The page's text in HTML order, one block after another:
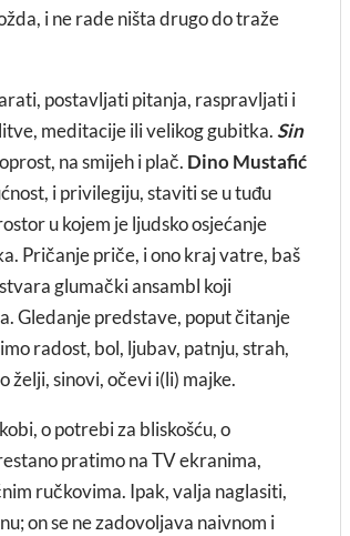
i ne rade ništa drugo do traže
postavljati pitanja, raspravljati i
meditacije ili velikog gubitka.Sin
na smijeh i plač. Dino Mustafić
i privilegiju, staviti se u tuđu
u kojem je ljudsko osjećanje
Pričanje priče, i ono kraj vatre, baš
glumački ansambl koji
Gledanje predstave, poput čitanje
radost, bol, ljubav, patnju, strah,
želji, sinovi, očevi i(li) majke.
o potrebi za bliskošću, o
pratimo na TV ekranima,
ručkovima. Ipak, valja naglasiti,
on se ne zadovoljava naivnom i